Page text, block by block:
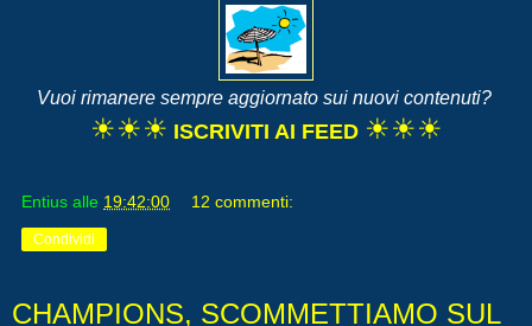
Vuoi rimanere sempre aggiornato sui nuovi contenuti?
☀☀☀ ISCRIVITI AI FEED ☀☀☀
Entius alle 19:42:00 12 commenti:
Condividi
CHAMPIONS, SCOMMETTIAMO SUL